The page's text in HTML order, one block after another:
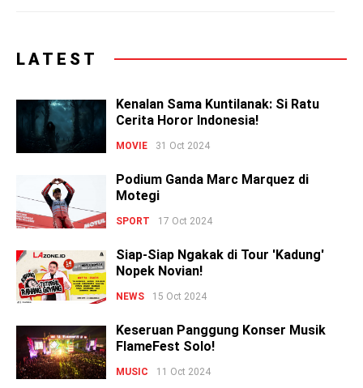
LATEST
Kenalan Sama Kuntilanak: Si Ratu
Cerita Horor Indonesia!
MOVIE 31 Oct 2024
Podium Ganda Marc Marquez di
Motegi
SPORT 17 Oct 2024
Siap-Siap Ngakak di Tour 'Kadung'
Nopek Novian!
NEWS 15 Oct 2024
Keseruan Panggung Konser Musik
FlameFest Solo!
MUSIC 11 Oct 2024